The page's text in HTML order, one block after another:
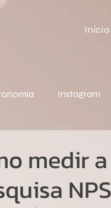
Início
Instagram
medir
NPS